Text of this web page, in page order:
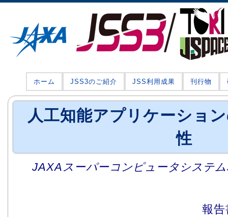
ホーム JSS3のご紹介 JSS利用成果 刊行物
人工知能アプリケーショ
性
JAXAスーパーコンピュータシステ
報